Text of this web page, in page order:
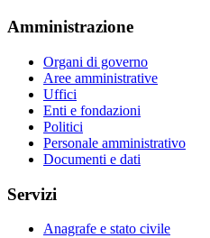
Amministrazione
Organi di governo
Aree amministrative
Uffici
Enti e fondazioni
Politici
Personale amministrativo
Documenti e dati
Servizi
Anagrafe e stato civile